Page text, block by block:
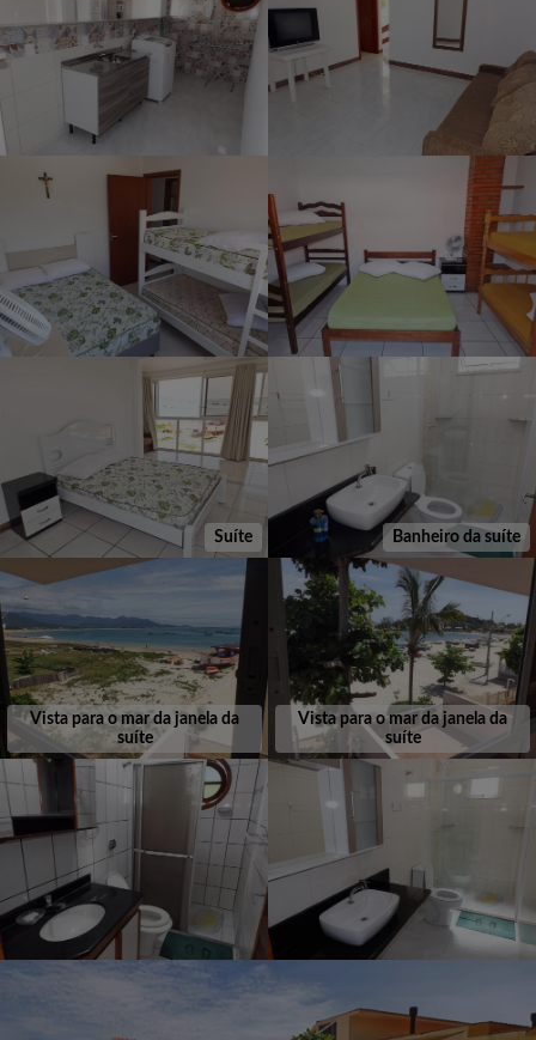
Suíte Banheiro da suíte
Vista para o mar da janela da
suíte
Vista para o mar da janela da
suíte